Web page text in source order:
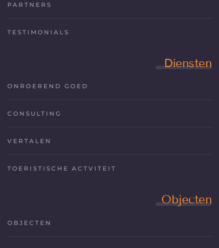
PARTNERS
TESTIMONIALS
Diensten
ONROEREND GOED
CONSULTING
VERTALEN
TOERISTISCHE ACTVITEIT
Objecten
OBJECTEN